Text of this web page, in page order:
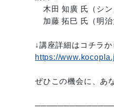
木田 知廣 氏（シン
加藤 拓巳 氏（明治
↓講座詳細はコチラ
https://
ぜひこの機会に、あ